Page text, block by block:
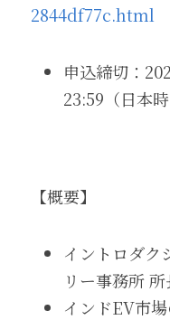
2844df77c.html
申込締切：
23:59（日本時
【概要】
イントロダク
リー事務所 所
インドEV市